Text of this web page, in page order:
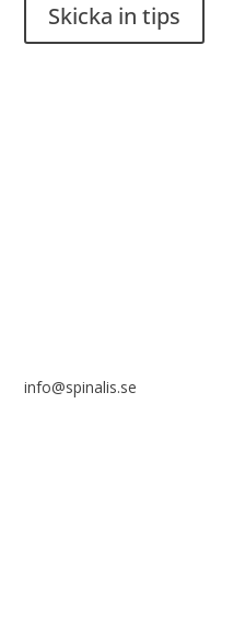
Skicka in tips
info@spinalis.se